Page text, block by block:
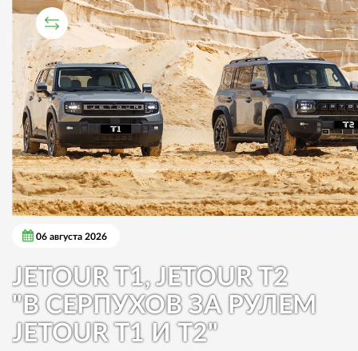
СРАВНИТЕЛЬНЫЙ ТЕСТ
06 августа 2026
JETOUR T1, JETOUR T2
"В СЕРПУХОВ ЗА РУЛЕМ
JETOUR T1 И T2"